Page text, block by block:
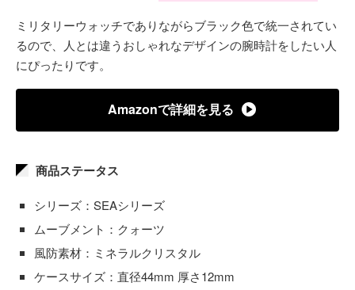
ミリタリーウォッチでありながらブラック色で統一されてい
るので、人とは違うおしゃれなデザインの腕時計をしたい人
にぴったりです。
Amazonで詳細を見る
商品ステータス
シリーズ：SEAシリーズ
ムーブメント：クォーツ
風防素材：ミネラルクリスタル
ケースサイズ：直径44mm 厚さ12mm